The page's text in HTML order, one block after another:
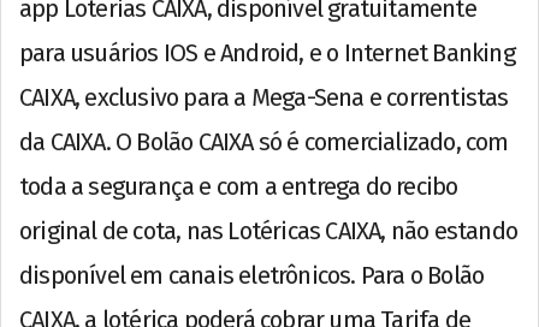
app Loterias CAIXA, disponível gratuitamente
para usuários IOS e Android, e o Internet Banking
CAIXA, exclusivo para a Mega-Sena e correntistas
da CAIXA. O Bolão CAIXA só é comercializado, com
toda a segurança e com a entrega do recibo
original de cota, nas Lotéricas CAIXA, não estando
disponível em canais eletrônicos. Para o Bolão
CAIXA, a lotérica poderá cobrar uma Tarifa de